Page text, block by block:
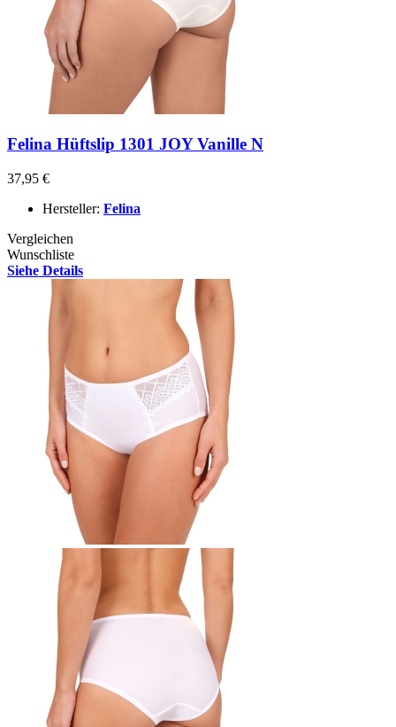
Felina Hüftslip 1301 JOY Vanille N
37,95 €
Hersteller: Felina
Vergleichen
Wunschliste
Siehe Details